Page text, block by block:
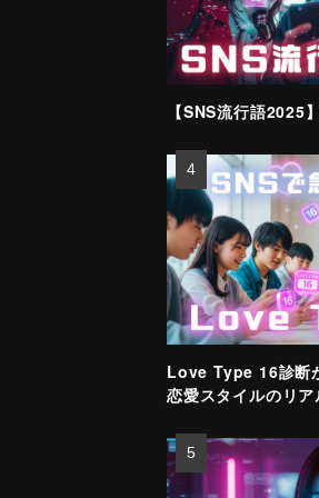
【SNS流行語2025
Love Type 16診断
恋愛スタイルのリア